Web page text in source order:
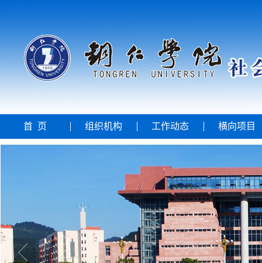
首 页 组织机构 工作动态 横向项目